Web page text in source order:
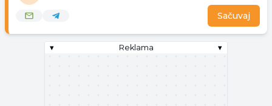
Sačuvaj
▾ Reklama ▾